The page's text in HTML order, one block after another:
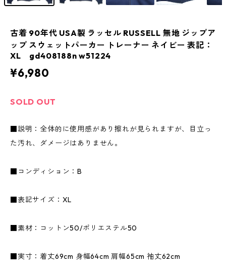
古着 90年代 USA製 ラッセル RUSSELL 無地 ジップア
ップ スウェットパーカー トレーナー ネイビー 表記：
XL gd408188n w51224
¥6,980
SOLD OUT
■説明：全体的に使用感があり擦れが見られますが、目立っ
た汚れ、ダメージはありません。
■コンディション：B
■表記サイズ：XL
■素材：コットン50/ポリエステル50
■実寸：着丈69cm 身幅64cm 肩幅65cm 袖丈62cm